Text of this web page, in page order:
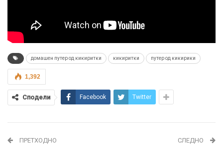
домашен путер од кикиритки кикиритки путер од кикирики
1,392
Сподели Facebook Twitter
ПРЕТХОДНО СЛЕДНО